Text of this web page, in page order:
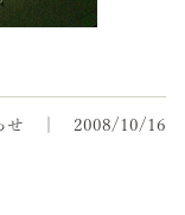
せ 2008/10/16